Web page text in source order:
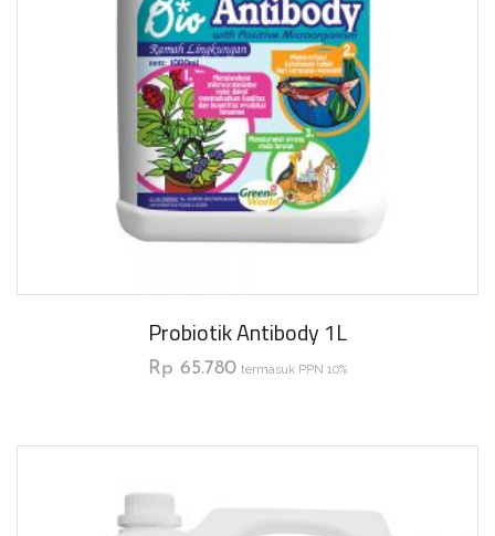
Probiotik Antibody 1L
Rp 65.780 termasuk PPN 10%